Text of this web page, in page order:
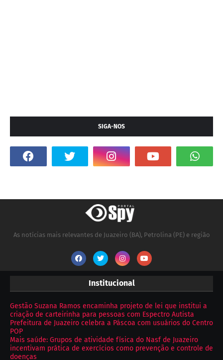
SIGA-NOS
As notícias mais relevantes de Juazeiro (BA), Petrolina (PE) e região
Institucional
Gestão Suzana Ramos encaminha projeto de lei que institui a
criação de carteirinha para pessoas com Espectro Autista
Prefeitura de Juazeiro celebra a Páscoa com usuários do Centro
POP
Mais saúde: Grupos de atividade física do Nasf de Juazeiro
incentivam prática de exercícios como prevenção e controle de
doenças